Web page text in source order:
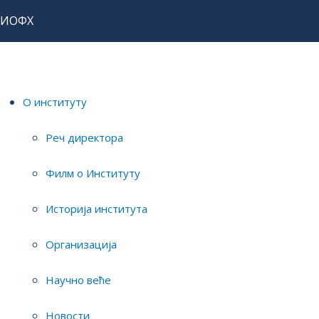
ИОФХ
О институту
Реч директора
Филм о Институту
Историја института
Организација
Научно веће
Новости
Новости
Глобалном програму за
зелену хемију и
иновације
Детаљи
Објављено: 28 Новембар 2023